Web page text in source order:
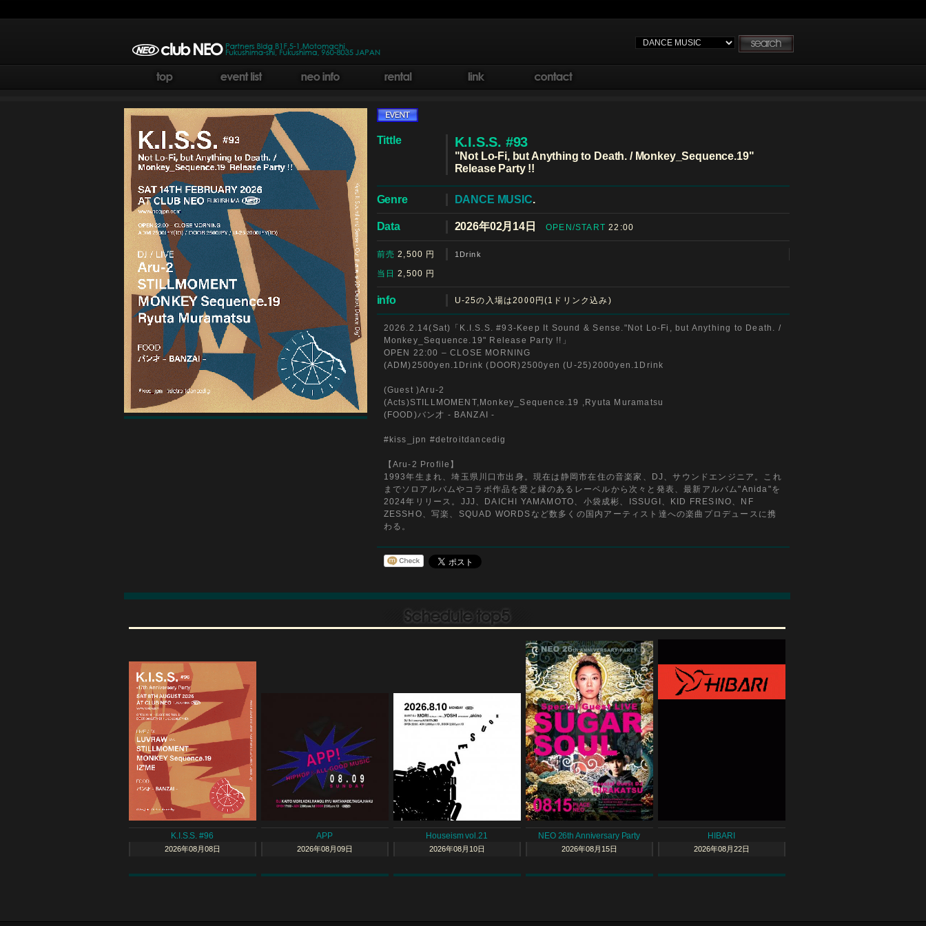
Tittle K.I.S.S. #93
"Not Lo-Fi, but Anything to Death. / Monkey_Sequence.19"
Release Party !!
Genre DANCE MUSIC.
Data 2026年02月14日 OPEN/START 22:00
前売 2,500 円 1Drink
当日 2,500 円
info U-25の入場は2000円(1ドリンク込み)
2026.2.14(Sat)「K.I.S.S. #93-Keep It Sound & Sense."Not Lo-Fi, but Anything to Death. /
Monkey_Sequence.19" Release Party !!」
OPEN 22:00 – CLOSE MORNING
(ADM)2500yen.1Drink (DOOR)2500yen (U-25)2000yen.1Drink
(Guest )Aru-2
(Acts)STILLMOMENT,Monkey_Sequence.19 ,Ryuta Muramatsu
(FOOD)バン才 - BANZAI -
#kiss_jpn #detroitdancedig
【Aru-2 Profile】
1993年生まれ、埼玉県川口市出身。現在は静岡市在住の音楽家、DJ、サウンドエンジニア。これ
までソロアルバムやコラボ作品を愛と縁のあるレーベルから次々と発表、最新アルバム"Anida"を
2024年リリース。JJJ、DAICHI YAMAMOTO、小袋成彬、ISSUGI、KID FRESINO、NF
ZESSHO、写楽、SQUAD WORDSなど数多くの国内アーティスト達への楽曲プロデュースに携
わる。
K.I.S.S. #96
2026年08月08日
APP
2026年08月09日
Houseism vol.21
2026年08月10日
NEO 26th Anniversary Party
2026年08月15日
HIBARI
2026年08月22日